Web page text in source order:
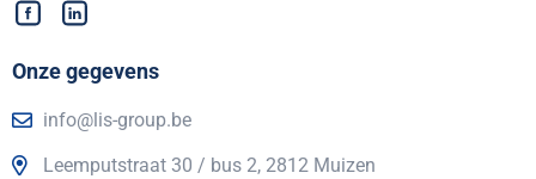
Onze gegevens
info@lis-group.be
Leemputstraat 30 / bus 2, 2812 Muizen